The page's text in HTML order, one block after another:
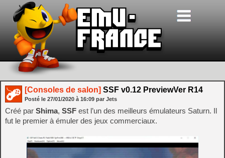
[Consoles de salon] SSF v0.12 PreviewVer R14
Posté le 27/01/2020 à 16:09 par Jets
Créé par Shima, SSF est l’un des meilleurs émulateurs Saturn. Il
fut le premier à émuler des jeux commerciaux.